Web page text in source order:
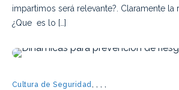
impartimos será relevante?. Claramente la
¿Que es lo […]
Cultura de Seguridad, , , ,